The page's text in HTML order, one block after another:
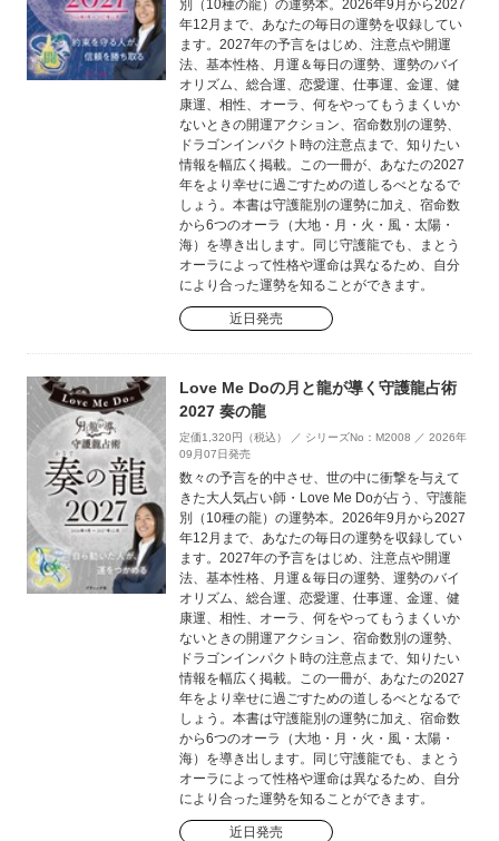
別（10種の龍）の運勢本。2026年9月から2027
年12月まで、あなたの毎日の運勢を収録してい
ます。2027年の予言をはじめ、注意点や開運
法、基本性格、月運＆毎日の運勢、運勢のバイ
オリズム、総合運、恋愛運、仕事運、金運、健
康運、相性、オーラ、何をやってもうまくいか
ないときの開運アクション、宿命数別の運勢、
ドラゴンインパクト時の注意点まで、知りたい
情報を幅広く掲載。この一冊が、あなたの2027
年をより幸せに過ごすための道しるべとなるで
しょう。本書は守護龍別の運勢に加え、宿命数
から6つのオーラ（大地・月・火・風・太陽・
海）を導き出します。同じ守護龍でも、まとう
オーラによって性格や運命は異なるため、自分
により合った運勢を知ることができます。
近日発売
Love Me Doの月と龍が導く守護龍占術
2027 奏の龍
定価1,320円（税込） ／ シリーズNo：M2008 ／ 2026年
09月07日発売
数々の予言を的中させ、世の中に衝撃を与えて
きた大人気占い師・Love Me Doが占う、守護龍
別（10種の龍）の運勢本。2026年9月から2027
年12月まで、あなたの毎日の運勢を収録してい
ます。2027年の予言をはじめ、注意点や開運
法、基本性格、月運＆毎日の運勢、運勢のバイ
オリズム、総合運、恋愛運、仕事運、金運、健
康運、相性、オーラ、何をやってもうまくいか
ないときの開運アクション、宿命数別の運勢、
ドラゴンインパクト時の注意点まで、知りたい
情報を幅広く掲載。この一冊が、あなたの2027
年をより幸せに過ごすための道しるべとなるで
しょう。本書は守護龍別の運勢に加え、宿命数
から6つのオーラ（大地・月・火・風・太陽・
海）を導き出します。同じ守護龍でも、まとう
オーラによって性格や運命は異なるため、自分
により合った運勢を知ることができます。
近日発売